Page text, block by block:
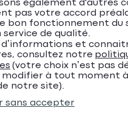
Trouver votre agence
Loire
Maine-et-Loire
32 Avenue
Foch,
Donnez votre
également d'autres
pas votre accord
bon fonctionnement du
service de qualité.
d’informations et
consultez notre
(votre choix n’est pas
modifier à tout moment
notre site).
sans accepter